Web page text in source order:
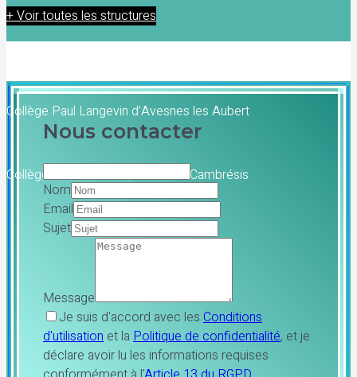
Collège Jean Monnet de Caudry
Collège Paul Langevin d’Avesnes les Aubert
Collège Jean Rostand, le Cateau-Cambrésis
+ Voir toutes les structures
Nous contacter
Nom
Email
Sujet
Message
Je suis d'accord avec les Conditions
d'utilisation et la Politique de confidentialité, et je
déclare avoir lu les informations requises